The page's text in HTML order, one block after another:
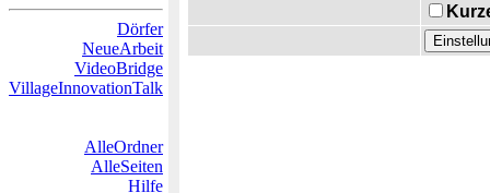
Dörfer
NeueArbeit
VideoBridge
VillageInnovationTalk
AlleOrdner
AlleSeiten
Hilfe